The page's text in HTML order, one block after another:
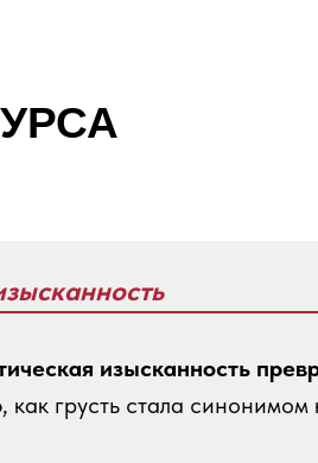
изысканность
, как грусть стала синонимом